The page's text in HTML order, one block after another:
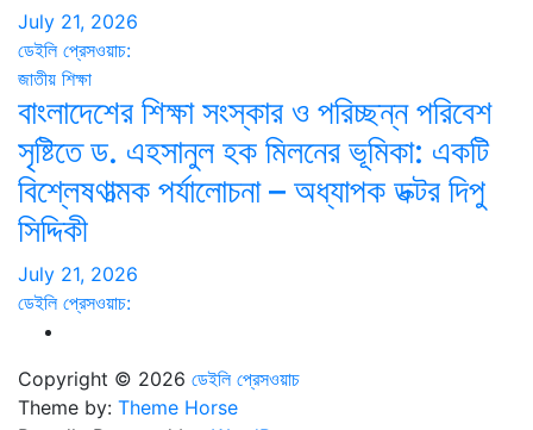
July 21, 2026
ডেইলি প্রেসওয়াচ:
জাতীয় শিক্ষা
বাংলাদেশের শিক্ষা সংস্কার ও পরিচ্ছন্ন পরিবেশ
সৃষ্টিতে ড. এহসানুল হক মিলনের ভূমিকা: একটি
বিশ্লেষণাত্মক পর্যালোচনা – অধ্যাপক ডক্টর দিপু
সিদ্দিকী
July 21, 2026
ডেইলি প্রেসওয়াচ:
Copyright © 2026 ডেইলি প্রেসওয়াচ
Theme by: Theme Horse